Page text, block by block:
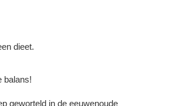
dieet.
balans!
geworteld in de eeuwenoude